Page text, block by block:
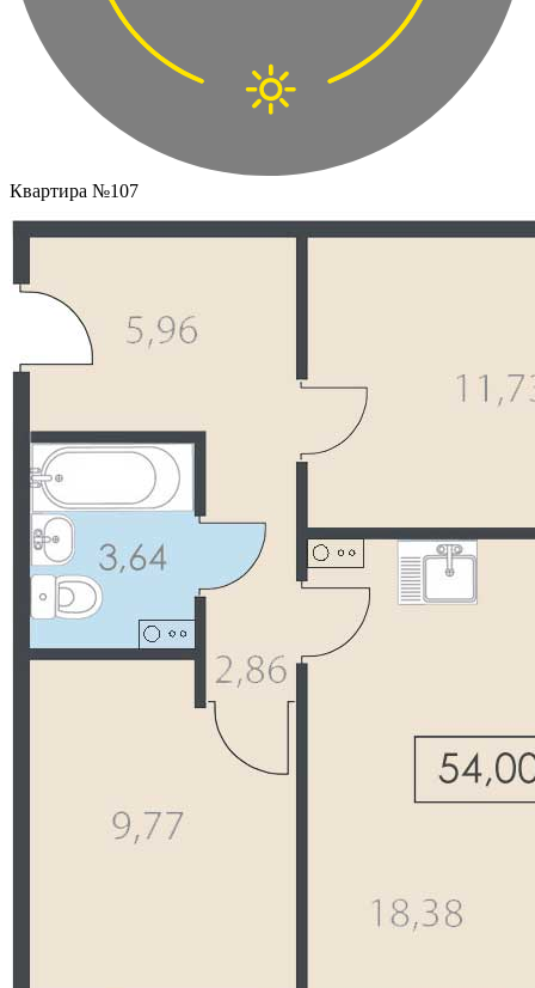
Квартира №107